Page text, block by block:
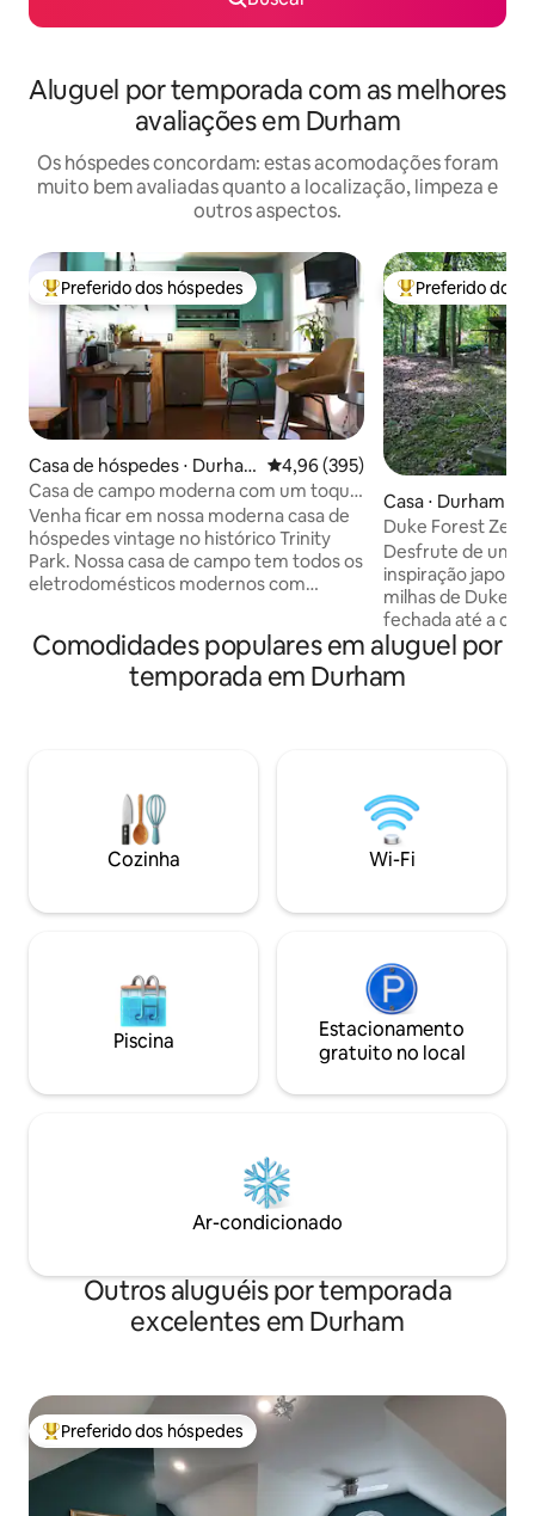
Aluguel por temporada com as melhores
avaliações em Durham
Os hóspedes concordam: estas acomodações foram
muito bem avaliadas quanto a localização, limpeza e
outros aspectos.
Entre os melhores preferidos dos hóspedes
Preferido dos hóspedes
Casa de hóspedes ⋅ Durha
m
4,96 de uma avaliação média de
4,96 (395)
Casa de campo moderna com um toque
vintage perto do centro da cidade
Venha ficar em nossa moderna casa de
hóspedes vintage no histórico Trinity
Park. Nossa casa de campo tem todos os
eletrodomésticos modernos com
campo é um refúgio aconchegante e
habitado com charme rústico. Este chalé
de 380 pés quadrados está localizado
em um bairro muito animado e seguro a
e lojas da 9th street 1,6 km do Central
Park e do mercado de agricultores <1
milha para bares e restaurantes na rua
Entre os
Preferido dos
Casa ⋅ Durham
Duke Forest Zen
bilhar, decks
Desfrute de uma
inspiração
milhas de Duke. Suba pela entrada
fechada até a
próprio retiro Zen
empoleirado na
grande cozinha
andar de baixo é
com uma mesa
e uma enorme
de espaço extra?
Comodidades populares em aluguel por
temporada em Durham
Cozinha Wi-Fi
Piscina
Estacionamento
gratuito no local
Ar-condicionado
Outros aluguéis por temporada
excelentes em Durham
Entre os melhores preferidos dos hóspedes
Preferido dos hóspedes